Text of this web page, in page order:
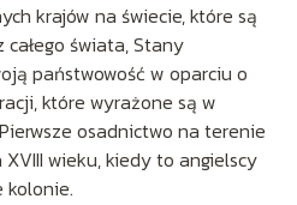
krajów na świecie, które są
świata, Stany
państwowość w oparciu o
które wyrażone są w
osadnictwo na terenie
wieku, kiedy to angielscy
kolonie.